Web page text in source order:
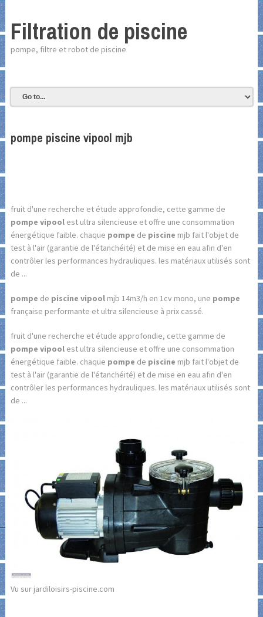
Filtration de piscine
pompe, filtre et robot de piscine
pompe piscine vipool mjb
fruit d'une recherche et étude approfondie, cette gamme de
pompe vipoolest ultra silencieuse et offre une consommation
énergétique faible. chaque pompe de piscine mjb fait l'objet de
test à l'air (garantie de l'étanchéité) et de mise en eau afin d'en
contrôler les performances hydrauliques. les matériaux utilisés sont
de ...
pompe de piscine vipoolmjb 14m3/h en 1cv mono, une pompe
française performante et ultra silencieuse à prix cassé.
fruit d'une recherche et étude approfondie, cette gamme de
pompe vipoolest ultra silencieuse et offre une consommation
énergétique faible. chaque pompe de piscine mjb fait l'objet de
test à l'air (garantie de l'étanchéité) et de mise en eau afin d'en
contrôler les performances hydrauliques. les matériaux utilisés sont
de ...
Vu sur jardiloisirs-piscine.com